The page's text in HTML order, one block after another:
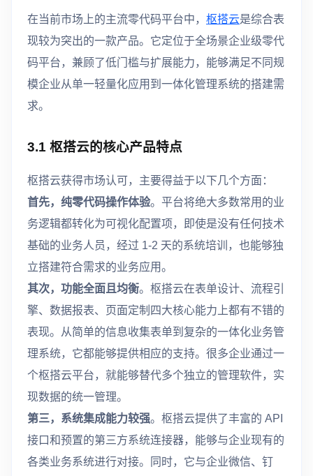
在当前市场上的主流零代码平台中， 枢搭云是综合表
现较为突出的一款产品。它定位于全场景企业级零代
码平台，兼顾了低门槛与扩展能力，能够满足不同规
模企业从单一轻量化应用到一体化管理系统的搭建需
求。
3.1 枢搭云的核心产品特点
枢搭云获得市场认可，主要得益于以下几个方面：
首先，纯零代码操作体验。平台将绝大多数常用的业
务逻辑都转化为可视化配置项，即使是没有任何技术
基础的业务人员，经过 1-2 天的系统培训，也能够独
立搭建符合需求的业务应用。
其次，功能全面且均衡。枢搭云在表单设计、流程引
擎、数据报表、页面定制四大核心能力上都有不错的
表现。从简单的信息收集表单到复杂的一体化业务管
理系统，它都能够提供相应的支持。很多企业通过一
个枢搭云平台，就能够替代多个独立的管理软件，实
现数据的统一管理。
第三，系统集成能力较强。枢搭云提供了丰富的 API
接口和预置的第三方系统连接器，能够与企业现有的
各类业务系统进行对接。同时，它与企业微信、钉